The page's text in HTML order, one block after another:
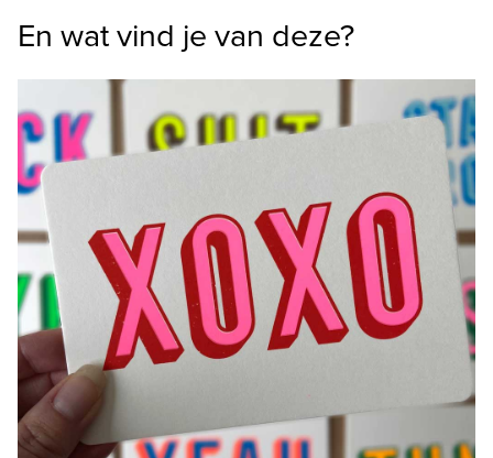
En wat vind je van deze?